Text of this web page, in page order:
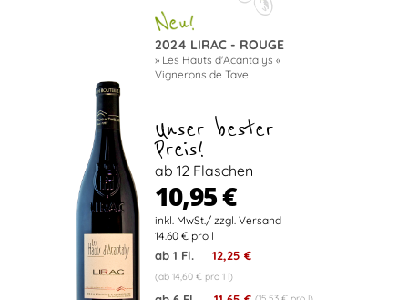
2024 LIRAC - ROUGE
» Les Hauts d'Acantalys «
Vignerons de Tavel
Unser bester
Preis!
ab 12 Flaschen
10,95 €
14.60 € pro l
ab 1 Fl. 12,25 €
(ab 14,60 € pro 1 l)